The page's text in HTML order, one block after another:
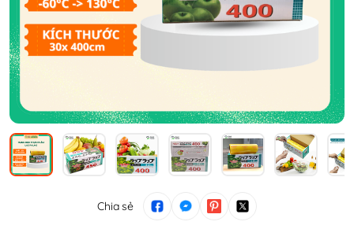
Chia sẻ